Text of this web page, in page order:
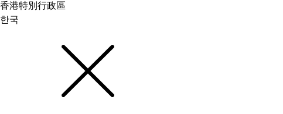
香港特別行政區
한국